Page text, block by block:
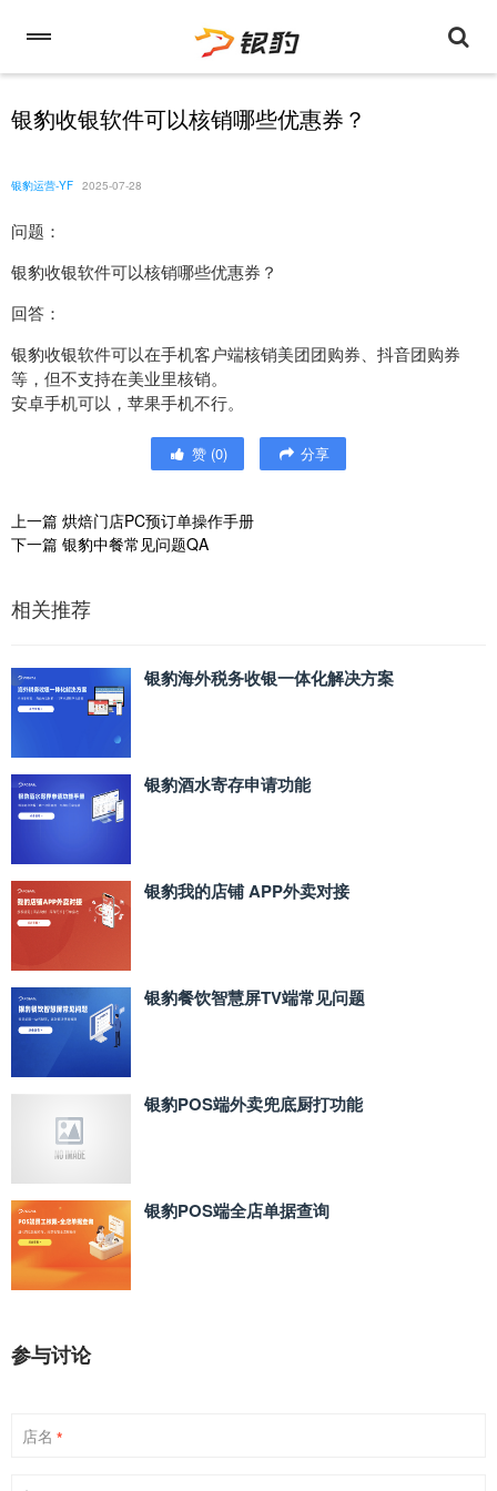
银豹收银软件可以核销哪些优惠券？
银豹运营-YF 2025-07-28
问题：
银豹收银软件可以核销哪些优惠券？
回答：
银豹收银软件可以在手机客户端核销美团团购券、抖音团购券
等，但不支持在美业里核销。
安卓手机可以，苹果手机不行。
赞 (0) 分享
上一篇 烘焙门店PC预订单操作手册
下一篇 银豹中餐常见问题QA
相关推荐
银豹海外税务收银一体化解决方案
银豹酒水寄存申请功能
银豹我的店铺 APP外卖对接
银豹餐饮智慧屏TV端常见问题
银豹POS端外卖兜底厨打功能
银豹POS端全店单据查询
参与讨论
店名 *